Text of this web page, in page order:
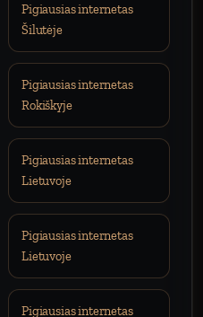
Pigiausias internetas
Šilutėje
Pigiausias internetas
Rokiškyje
Pigiausias internetas
Lietuvoje
Pigiausias internetas
Lietuvoje
Pigiausias internetas